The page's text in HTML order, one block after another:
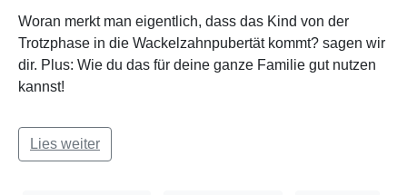
Woran merkt man eigentlich, dass das Kind von der
Trotzphase in die Wackelzahnpubertät kommt? sagen wir
dir. Plus: Wie du das für deine ganze Familie gut nutzen
kannst!
Lies weiter